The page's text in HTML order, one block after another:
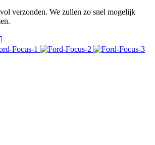
verzonden. We zullen zo snel mogelijk